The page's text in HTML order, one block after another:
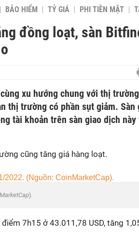
BẢO HIỂM TỶ GIÁ PHI TIỀN MẶT
đồng loạt, sàn
xu hướng chung với thị
thị trường có phần sụt giảm. Sàn
tài khoản trên sàn giao dịch này
cũng tăng giá hàng loạt.
).
7h15 ở 43.011,78 USD, tăng